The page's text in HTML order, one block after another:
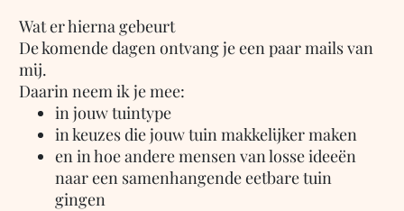
Wat er hierna gebeurt
De komende dagen ontvang je een paar mails van
mij.
Daarin neem ik je mee:
in jouw tuintype
in keuzes die jouw tuin makkelijker maken
en in hoe andere mensen van losse ideeën
naar een samenhangende eetbare tuin
gingen